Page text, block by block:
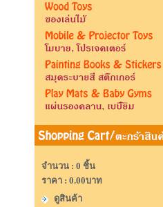
จำนวน : 0 ชิ้น
ราคา : 0.00บาท
ดูสินค้า